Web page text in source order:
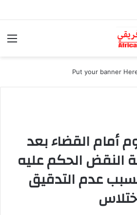
أمام القضاء بعد
النقض الحكم عليه
بسبب عدم التدقيق